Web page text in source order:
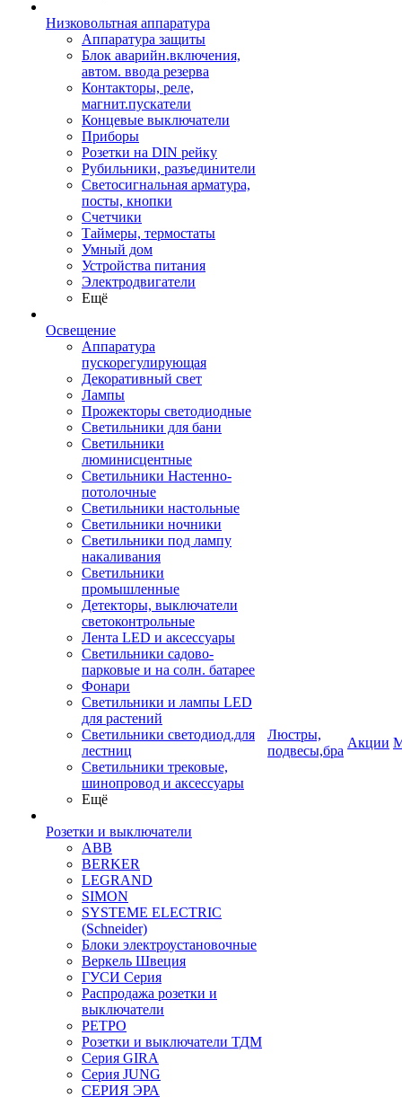
Низковольтная аппаратура
Аппаратура защиты
Блок аварийн.включения,
автом. ввода резерва
Контакторы, реле,
магнит.пускатели
Концевые выключатели
Приборы
Розетки на DIN рейку
Рубильники, разъединители
Светосигнальная арматура,
посты, кнопки
Счетчики
Таймеры, термостаты
Умный дом
Устройства питания
Электродвигатели
Ещё
Освещение
Аппаратура
пускорегулирующая
Декоративный свет
Лампы
Прожекторы светодиодные
Светильники для бани
Светильники
люминисцентные
Светильники Настенно-
потолочные
Светильники настольные
Светильники ночники
Светильники под лампу
накаливания
Светильники
промышленные
Детекторы, выключатели
светоконтрольные
Лента LED и аксессуары
Светильники садово-
парковые и на солн. батарее
Фонари
Светильники и лампы LED
для растений
Светильники светодиод.для
лестниц
Светильники трековые,
шинопровод и аксессуары
Ещё
Розетки и выключатели
ABB
BERKER
LEGRAND
SIMON
SYSTEME ELECTRIC
(Schneider)
Блоки электроустановочные
Веркель Швеция
ГУСИ Серия
Распродажа розетки и
выключатели
РЕТРО
Розетки и выключатели ТДМ
Серия GIRA
Серия JUNG
СЕРИЯ ЭРА
Люстры,
подвесы,бра
Акции